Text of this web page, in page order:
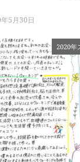
5月30日
2020年